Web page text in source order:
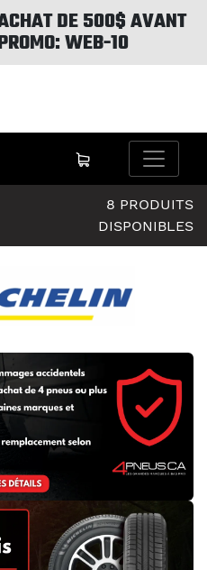
DE 500$ AVANT
WEB-10
8 PRODUITS
DISPONIBLES